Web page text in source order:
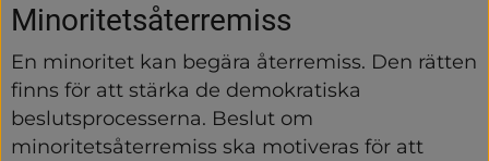
Minoritetsåterremiss
En minoritet kan begära återremiss. Den rätten
finns för att stärka de demokratiska
beslutsprocesserna. Beslut om
minoritetsåterremiss ska motiveras för att